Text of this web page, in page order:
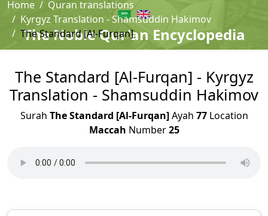
The Noble Qur'an Encyclopedia
Home
Quran translations
Kyrgyz Translation - Shamsuddin Hakimov
The Standard [Al-Furqan]
The Standard [Al-Furqan] - Kyrgyz
Translation - Shamsuddin Hakimov
Surah The Standard [Al-Furqan]Ayah 77Location
Maccah Number25